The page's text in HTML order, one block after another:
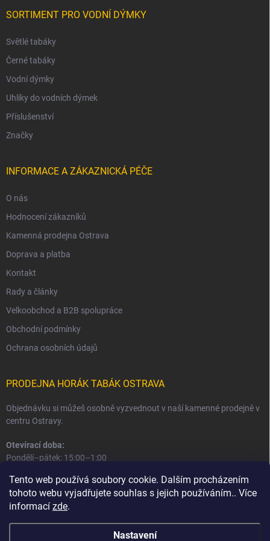
Tento web používá soubory cookie. Dalším procházením
tohoto webu vyjadřujete souhlas s jejich používáním.. Více
informací zde.
Nastavení
SORTIMENT PRO VODNÍ DÝMKY
Světlé tabáky
Černé tabáky
Vodní dýmky
Uhlíky do vodních dýmek
Příslušenství
Značky
INFORMACE A ZÁKAZNICKÁ PÉČE
O nás
Hodnocení zákazníků
Kamenná prodejna Ostrava
Doprava a platba
Kontakt
Rady a články
Velkoobchod a B2B spolupráce
Obchodní podmínky
Ochrana osobních údajů
PRODEJNA HORÁK TABÁK OSTRAVA
Objednávku si můžeš osobně vyzvednout v naší kamenné prodejně v
centru Ostravy.
Otevírací doba:
Pondělí–pátek: 15:00–1:00
Informace o prodejně a osobním odběru